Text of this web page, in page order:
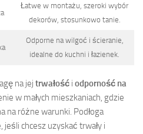
Łatwe w montażu, szeroki wybór
dekorów, stosunkowo tanie.
Odporne na wilgoć i ścieranie,
idealne do kuchni i łazienek.
na jej trwałość i odporność na
w małych mieszkaniach, gdzie
na różne warunki. Podłoga
chcesz uzyskać trwały i